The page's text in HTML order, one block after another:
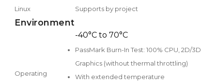
Linux
Supports by project
Environment
Operating
-40°C to 70°C
PassMark Burn-In Test: 100% CPU, 2D/3D
Graphics (without thermal throttling)
With extended temperature